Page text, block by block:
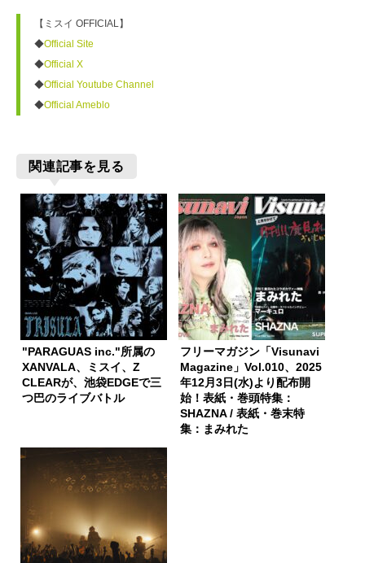
【ミスイ OFFICIAL】
◆Official Site
◆Official X
◆Official Youtube Channel
◆Official Ameblo
関連記事を見る
"PARAGUAS inc."所属の
XANVALA、ミスイ、Z
CLEARが、池袋EDGEで三
つ巴のライブバトル
フリーマガジン「Visunavi
Magazine」Vol.010、2025
年12月3日(水)より配布開
始！表紙・巻頭特集：
SHAZNA / 表紙・巻末特
集：まみれた